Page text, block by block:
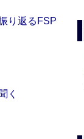
り返るFSP
く